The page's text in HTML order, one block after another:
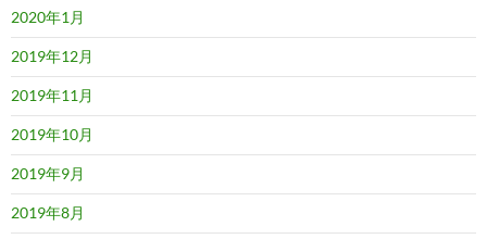
2020年1月
2019年12月
2019年11月
2019年10月
2019年9月
2019年8月